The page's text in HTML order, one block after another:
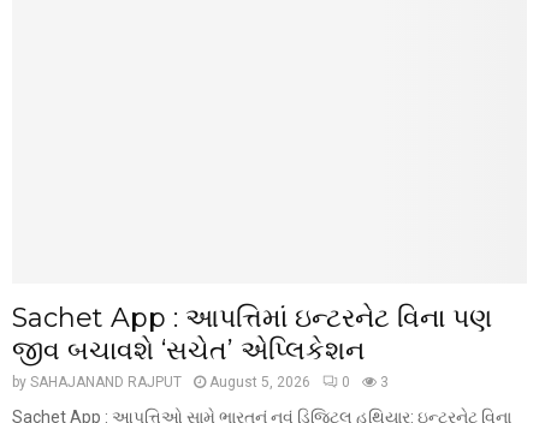
Sachet App : આપત્તિમાં ઇન્ટરનેટ વિના પણ
જીવ બચાવશે ‘સચેત’ એપ્લિકેશન
by SAHAJANAND RAJPUT August 5, 2026 0 3
Sachet App : આપત્તિઓ સામે ભારતનું નવું ડિજિટલ હથિયાર: ઇન્ટરનેટ વિના